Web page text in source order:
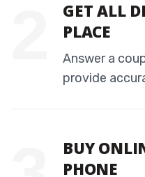
GET ALL
PLACE
Answer a
provide
BUY
PHONE